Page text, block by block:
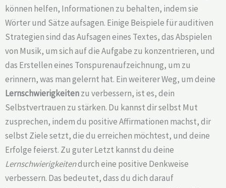
können helfen, Informationen zu behalten, indem sie
Wörter und Sätze aufsagen. Einige Beispiele für auditiven
Strategien sind das Aufsagen eines Textes, das Abspielen
von Musik, um sich auf die Aufgabe zu konzentrieren, und
das Erstellen eines Tonspurenaufzeichnung, um zu
erinnern, was man gelernt hat. Ein weiterer Weg, um deine
Lernschwierigkeitenzu verbessern, ist es, dein
Selbstvertrauen zu stärken. Du kannst dir selbst Mut
zusprechen, indem du positive Affirmationen machst, dir
selbst Ziele setzt, die du erreichen möchtest, und deine
Erfolge feierst. Zu guter Letzt kannst du deine
Lernschwierigkeitendurch eine positive Denkweise
verbessern. Das bedeutet, dass du dich darauf